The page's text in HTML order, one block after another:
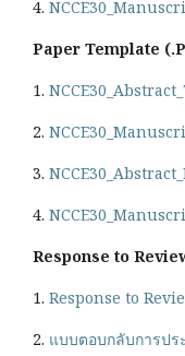
4.
Paper Template
1.
2.
3.
4.
Response to
1. Response to
2. แบบตอบกลับการปร